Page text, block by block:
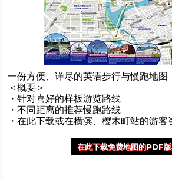
一份方便、详尽的英语步行与慢跑地图
＜概要＞
・针对喜好的样板游览路线
・不同距离的推荐慢跑路线
・在此下载或在横滨、樱木町站的游客
在此下载免费地图的PDF版